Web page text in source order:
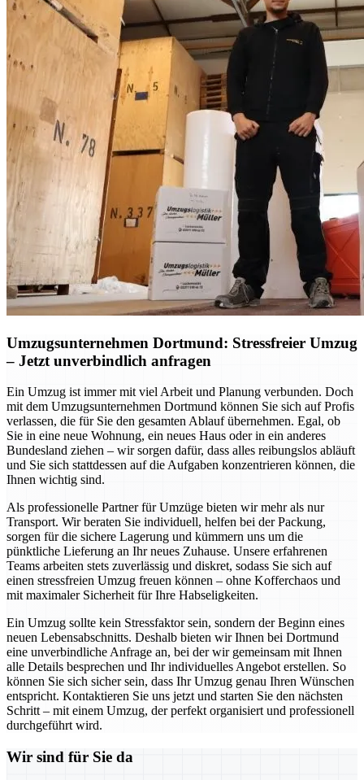
Umzugsunternehmen Dortmund: Stressfreier Umzug
– Jetzt unverbindlich anfragen
Ein Umzug ist immer mit viel Arbeit und Planung verbunden. Doch
mit dem Umzugsunternehmen Dortmund können Sie sich auf Profis
verlassen, die für Sie den gesamten Ablauf übernehmen. Egal, ob
Sie in eine neue Wohnung, ein neues Haus oder in ein anderes
Bundesland ziehen – wir sorgen dafür, dass alles reibungslos abläuft
und Sie sich stattdessen auf die Aufgaben konzentrieren können, die
Ihnen wichtig sind.
Als professionelle Partner für Umzüge bieten wir mehr als nur
Transport. Wir beraten Sie individuell, helfen bei der Packung,
sorgen für die sichere Lagerung und kümmern uns um die
pünktliche Lieferung an Ihr neues Zuhause. Unsere erfahrenen
Teams arbeiten stets zuverlässig und diskret, sodass Sie sich auf
einen stressfreien Umzug freuen können – ohne Kofferchaos und
mit maximaler Sicherheit für Ihre Habseligkeiten.
Ein Umzug sollte kein Stressfaktor sein, sondern der Beginn eines
neuen Lebensabschnitts. Deshalb bieten wir Ihnen bei Dortmund
eine unverbindliche Anfrage an, bei der wir gemeinsam mit Ihnen
alle Details besprechen und Ihr individuelles Angebot erstellen. So
können Sie sich sicher sein, dass Ihr Umzug genau Ihren Wünschen
entspricht. Kontaktieren Sie uns jetzt und starten Sie den nächsten
Schritt – mit einem Umzug, der perfekt organisiert und professionell
durchgeführt wird.
Wir sind für Sie da